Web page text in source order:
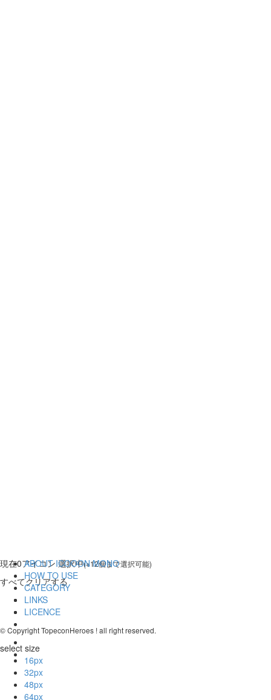
現在0アイコン 選択中(※12個まで選択可能)
すべてクリアする
select size
16px
32px
48px
64px
ABOUT ICOOON MONO
HOW TO USE
CATEGORY
LINKS
LICENCE
© Copyright TopeconHeroes ! all right reserved.